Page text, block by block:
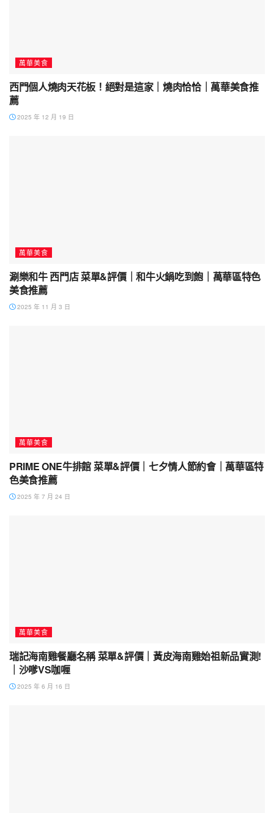
萬華美食
西門個人燒肉天花板！絕對是這家｜燒肉恰恰｜萬華美食推
薦
2025 年 12 月 19 日
萬華美食
涮樂和牛 西門店 菜單&評價｜和牛火鍋吃到飽｜萬華區特色
美食推薦
2025 年 11 月 3 日
萬華美食
PRIME ONE牛排館 菜單&評價｜七夕情人節約會｜萬華區特
色美食推薦
2025 年 7 月 24 日
萬華美食
瑞記海南雞餐廳名稱 菜單&評價｜黃皮海南雞始祖新品實測!
｜沙嗲VS咖喱
2025 年 6 月 16 日